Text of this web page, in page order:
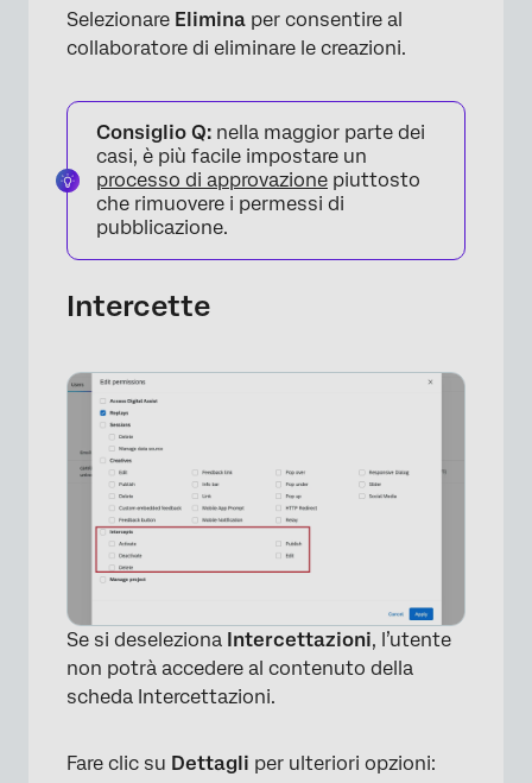
Selezionare Elimina per consentire al
collaboratore di eliminare le creazioni.
Consiglio Q: nella maggior parte dei
casi, è più facile impostare un
processo di approvazione piuttosto
che rimuovere i permessi di
pubblicazione.
Intercette
Se si deseleziona Intercettazioni, l’utente
non potrà accedere al contenuto della
scheda Intercettazioni.
Fare clic su Dettagli per ulteriori opzioni: